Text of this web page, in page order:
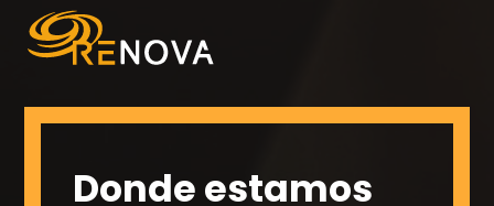
Donde estamos